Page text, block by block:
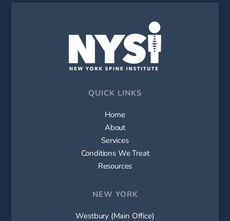
QUICK LINKS
Home
About
Services
Conditions We Treat
Resources
NEW YORK
Westbury (Main Office)